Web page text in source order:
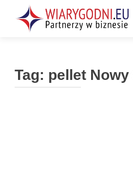
Tag: pellet Nowy